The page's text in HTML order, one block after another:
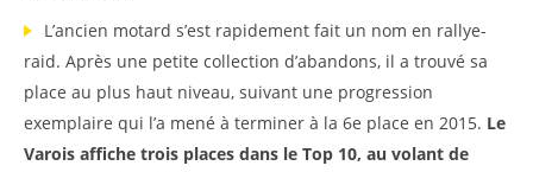
L’ancien motard s’est rapidement fait un nom en rallye-
raid. Après une petite collection d’abandons, il a trouvé sa
place au plus haut niveau, suivant une progression
exemplaire qui l’a mené à terminer à la 6e place en 2015. Le
Varois affiche trois places dans le Top 10, au volant de